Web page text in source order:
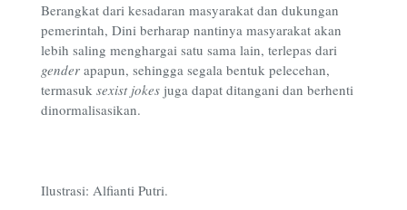
Berangkat dari kesadaran masyarakat dan dukungan
pemerintah, Dini berharap nantinya masyarakat akan
lebih saling menghargai satu sama lain, terlepas dari
gender apapun, sehingga segala bentuk pelecehan,
termasuk sexist jokes juga dapat ditangani dan berhenti
dinormalisasikan.
Ilustrasi: Alfianti Putri.